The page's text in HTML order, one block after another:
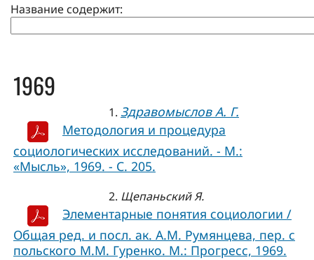
Название содержит:
1969
1. Здравомыслов А. Г.
Методология и процедура
социологических исследований. - М.:
«Мысль», 1969. - С. 205.
2. Щепаньский Я.
Элементарные понятия социологии /
Общая ред. и посл. ак. А.М. Румянцева, пер. с
польского М.М. Гуренко. М.: Прогресс, 1969.